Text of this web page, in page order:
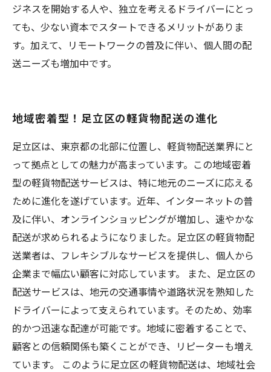
ジネスを開始する人や、独立を考えるドライバーにとっ
ても、少ない資本でスタートできるメリットがありま
す。加えて、リモートワークの普及に伴い、個人間の配
送ニーズも増加中です。
地域密着型！足立区の軽貨物配送の進化
足立区は、東京都の北部に位置し、軽貨物配送業界にと
って拠点としての魅力が高まっています。この地域密着
型の軽貨物配送サービスは、特に地元のニーズに応える
ために進化を遂げています。近年、インターネットの普
及に伴い、オンラインショッピングが増加し、速やかな
配送が求められるようになりました。足立区の軽貨物配
送業者は、フレキシブルなサービスを提供し、個人から
企業まで幅広い顧客に対応しています。 また、足立区の
配送サービスは、地元の交通事情や道路状況を熟知した
ドライバーによって支えられています。そのため、効率
的かつ迅速な配達が可能です。地域に密着することで、
顧客との信頼関係も築くことができ、リピーターも増え
ています。 このように足立区の軽貨物配送は、地域社会